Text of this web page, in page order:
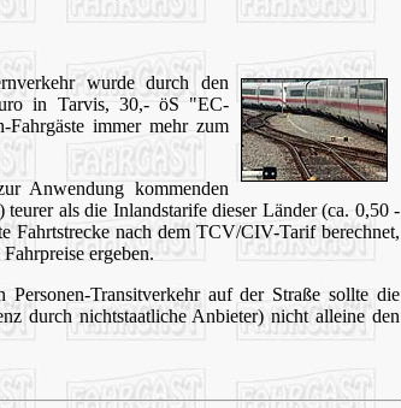
wurde durch den
in Tarvis, 30,- öS "EC-
immer mehr zum
Anwendung kommenden
als die Inlandstarife dieser Länder (ca. 0,50 -
Fahrtstrecke nach dem TCV/CIV-Tarif berechnet,
ergeben.
Transitverkehr auf der Straße sollte die
durch nichtstaatliche Anbieter) nicht alleine den